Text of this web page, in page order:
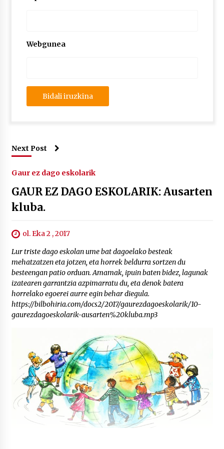
Webgunea
Next Post
Gaur ez dago eskolarik
GAUR EZ DAGO ESKOLARIK: Ausarten
kluba.
ol. Eka 2 , 2017
Lur triste dago eskolan ume bat dagoelako besteak
mehatzatzen eta jotzen, eta horrek beldurra sortzen du
besteengan patio orduan. Amamak, ipuin baten bidez, lagunak
izatearen garrantzia azpimarratu du, eta denok batera
horrelako egoerei aurre egin behar diegula.
https://bilbohiria.com/docs2/2017/gaurezdagoeskolarik/10-
gaurezdagoeskolarik-ausarten%20kluba.mp3